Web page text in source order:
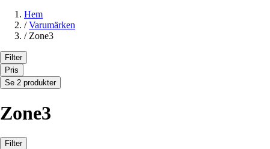
Hem
/ Varumärken
/ Zone3
Filter
Pris
Se 2 produkter
Zone3
Filter